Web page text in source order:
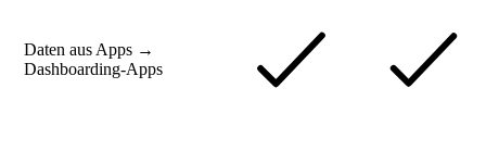
Daten aus Apps →
Dashboarding-Apps